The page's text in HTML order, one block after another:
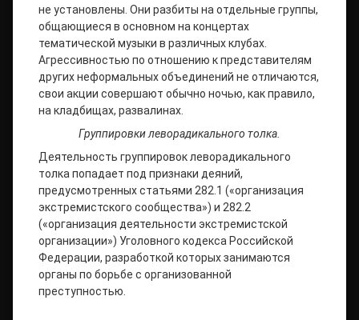
не установлены. Они разбиты на отдельные группы,
общающиеся в основном на концертах
тематической музыки в различных клубах.
Агрессивностью по отношению к представителям
других неформальных объединений не отличаются,
свои акции совершают обычно ночью, как правило,
на кладбищах, развалинах.
Группировки леворадикального толка.
Деятельность группировок леворадикального
толка попадает под признаки деяний,
предусмотренных статьями 282.1 («организация
экстремистского сообщества») и 282.2
(«организация деятельности экстремистской
организации») Уголовного кодекса Российской
Федерации, разработкой которых занимаются
органы по борьбе с организованной
преступностью.